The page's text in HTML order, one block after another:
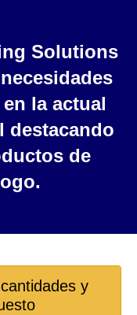
Solutions
la actual
destacando
de
y